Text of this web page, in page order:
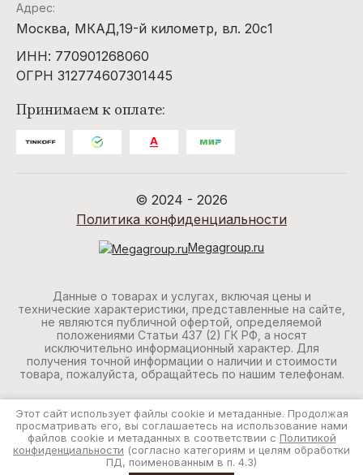
Адрес:
Москва, МКАД,19-й километр, вл. 20с1
ИНН: 770901268060
ОГРН 312774607301445
Принимаем к оплате:
© 2024 - 2026
Политика конфиденциальности
Megagroup.ru
Данные о товарах и услугах, включая цены и
технические характеристики, представленные на сайте,
не являются публичной офертой, определяемой
положениями Статьи 437 (2) ГК РФ, а носят
исключительно информационный характер. Для
получения точной информации о наличии и стоимости
товара, пожалуйста, обращайтесь по нашим телефонам.
Этот сайт использует файлы cookie и метаданные. Продолжая
просматривать его, вы соглашаетесь на использование нами
файлов cookie и метаданных в соответствии с Политикой
конфиденциальности (согласно категориям и целям обработки
ПД, поименованным в п. 4.3)